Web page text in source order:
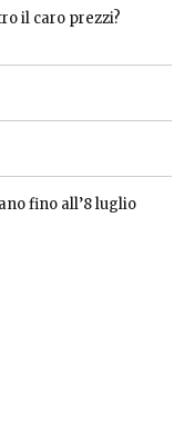
il caro prezzi?
fino all’8 luglio